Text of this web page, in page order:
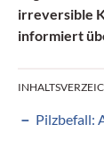
irreversible
informiert
Pilzbefall: